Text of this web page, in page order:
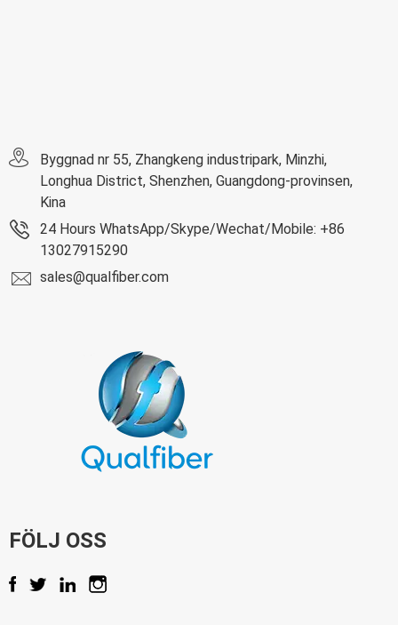
Byggnad nr 55, Zhangkeng industripark, Minzhi,
Longhua District, Shenzhen, Guangdong-provinsen,
Kina
24 Hours WhatsApp/Skype/Wechat/Mobile: +86
13027915290
sales@qualfiber.com
FÖLJ OSS